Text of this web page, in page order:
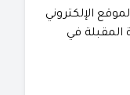
الإلكتروني
المقبلة في